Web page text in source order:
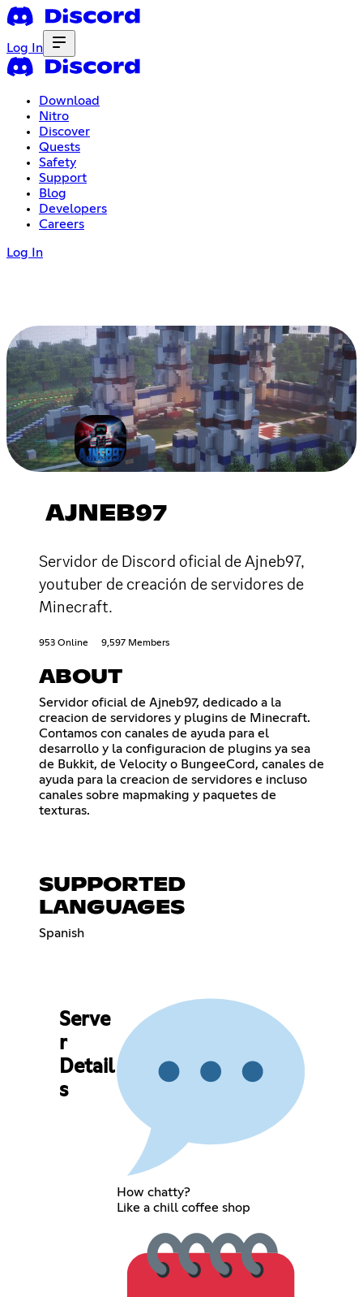
Log In
Download
Nitro
Discover
Quests
Safety
Support
Blog
Developers
Careers
Log In
AJNEB97
Servidor de Discord oficial de Ajneb97,
youtuber de creación de servidores de
Minecraft.
953 Online 9,597 Members
ABOUT
Servidor oficial de Ajneb97, dedicado a la
creacion de servidores y plugins de Minecraft.
Contamos con canales de ayuda para el
desarrollo y la configuracion de plugins ya sea
de Bukkit, de Velocity o BungeeCord, canales de
ayuda para la creacion de servidores e incluso
canales sobre mapmaking y paquetes de
texturas.
SUPPORTED
LANGUAGES
Spanish
Serve
r
Detail
s
How chatty?
Like a chill coffee shop